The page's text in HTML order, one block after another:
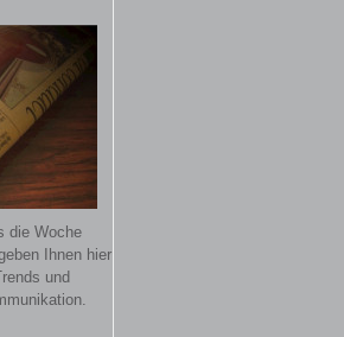
die Woche
Ihnen hier
und